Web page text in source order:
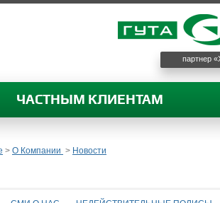
партнер
ЧАСТНЫМ КЛИЕНТАМ
> О Компании > Новости